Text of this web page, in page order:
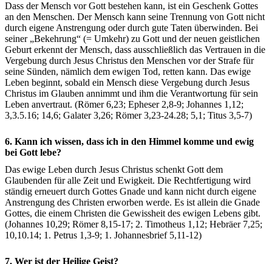
Dass der Mensch vor Gott bestehen kann, ist ein Geschenk Gottes
an den Menschen. Der Mensch kann seine Trennung von Gott nicht
durch eigene Anstrengung oder durch gute Taten überwinden. Bei
seiner „Bekehrung“ (= Umkehr) zu Gott und der neuen geistlichen
Geburt erkennt der Mensch, dass ausschließlich das Vertrauen in die
Vergebung durch Jesus Christus den Menschen vor der Strafe für
seine Sünden, nämlich dem ewigen Tod, retten kann. Das ewige
Leben beginnt, sobald ein Mensch diese Vergebung durch Jesus
Christus im Glauben annimmt und ihm die Verantwortung für sein
Leben anvertraut. (Römer 6,23; Epheser 2,8-9; Johannes 1,12;
3,3.5.16; 14,6; Galater 3,26; Römer 3,23-24.28; 5,1; Titus 3,5-7)
6. Kann ich wissen, dass ich in den Himmel komme und ewig
bei Gott lebe?
Das ewige Leben durch Jesus Christus schenkt Gott dem
Glaubenden für alle Zeit und Ewigkeit. Die Rechtfertigung wird
ständig erneuert durch Gottes Gnade und kann nicht durch eigene
Anstrengung des Christen erworben werde. Es ist allein die Gnade
Gottes, die einem Christen die Gewissheit des ewigen Lebens gibt.
(Johannes 10,29; Römer 8,15-17; 2. Timotheus 1,12; Hebräer 7,25;
10,10.14; 1. Petrus 1,3-9; 1. Johannesbrief 5,11-12)
7. Wer ist der Heilige Geist?